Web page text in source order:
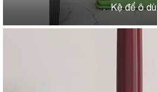
Kệ để ô dù